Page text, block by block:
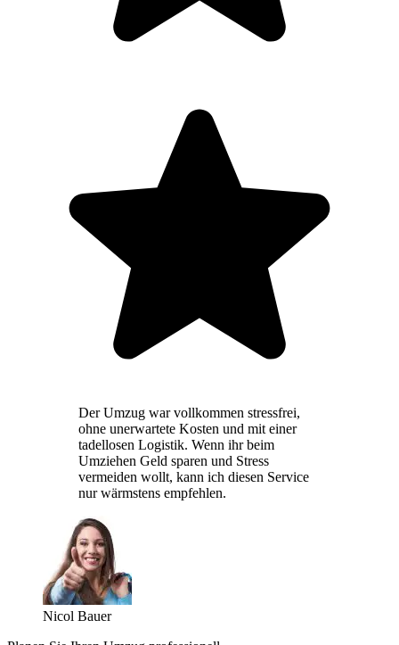
Der Umzug war vollkommen stressfrei,
ohne unerwartete Kosten und mit einer
tadellosen Logistik. Wenn ihr beim
Umziehen Geld sparen und Stress
vermeiden wollt, kann ich diesen Service
nur wärmstens empfehlen.
Nicol Bauer